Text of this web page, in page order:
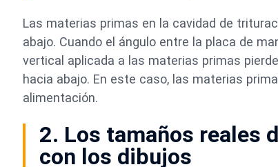
Las materias primas en la cavidad de
abajo. Cuando el ángulo entre la placa de
vertical aplicada a las materias primas
hacia abajo. En este caso, las materias
alimentación.
2. Los tamaños reales
con los dibujos